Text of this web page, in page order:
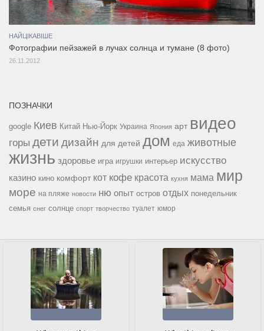
НАЙЦІКАВІШЕ
Фотографии пейзажей в лучах солнца и тумане (8 фото)
26.11.2012
ПОЗНАЧКИ
google Киев Китай Нью-Йорк Украина Япония арт видео
горы дети дизайн для детей дом еда животные
жизнь здоровье игра игрушки интерьер искусство
казино кино комфорт кот кофе красота кухня мама мир
море на пляже новости ню опыт остров отдых понедельник
семья снег солнце спорт творчество туалет юмор